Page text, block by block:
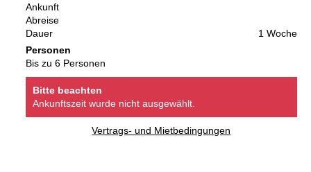
Ankunft
Abreise
Dauer
1 Woche
Personen
Bis zu 6 Personen
Bitte beachten
Ankunftszeit wurde nicht ausgewählt.
Vertrags- und Mietbedingungen